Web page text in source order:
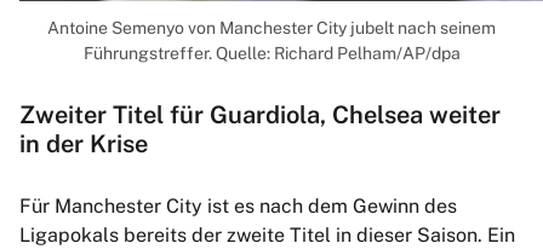
Antoine Semenyo von Manchester City jubelt nach seinem
Führungstreffer. Quelle: Richard Pelham/AP/dpa
Zweiter Titel für Guardiola, Chelsea weiter
in der Krise
Für Manchester City ist es nach dem Gewinn des
Ligapokals bereits der zweite Titel in dieser Saison. Ein